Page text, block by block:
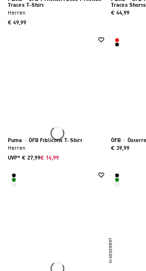
Traces T-Shirt
Herren
€ 49,99
Traces Shorts
€ 44,99
Puma · ÖFB Ftblicons T-Shirt
Herren
UVP* € 27,99€ 14,99
ÖFB ·
€ 39,99
KI-GENERIERT